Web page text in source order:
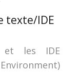
texte/IDE
et les IDE